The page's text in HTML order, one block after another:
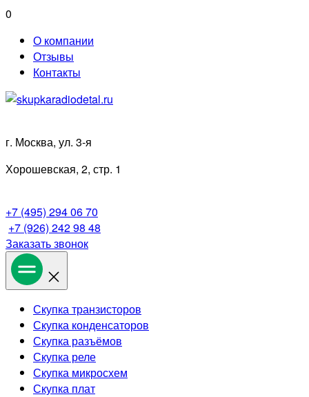
Перейти
содержимому
0
О компании
Отзывы
Контакты
г. Москва, ул. 3-я
Хорошевская, 2, стр. 1
+7 (495) 294 06 70
+7 (926) 242 98 48
Заказать звонок
Скупка транзисторов
Скупка конденсаторов
Скупка разъёмов
Скупка реле
Скупка микросхем
Скупка плат